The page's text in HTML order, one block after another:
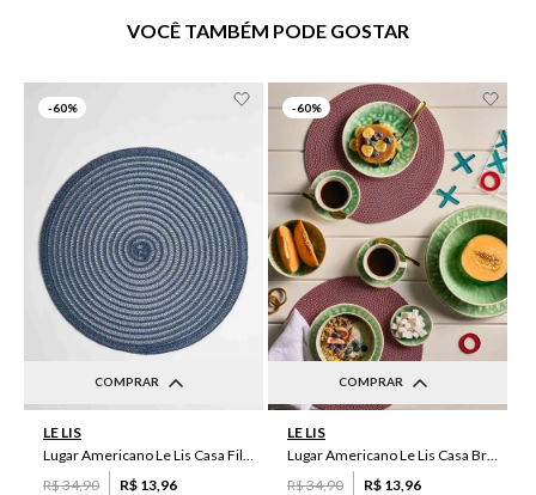
VOCÊ TAMBÉM PODE GOSTAR
-60%
COMPRAR
LE LIS
Lugar Americano Le Lis Casa Filipa
R$34,90 R$ 13 96
-60%
COMPRAR
LE LIS
Lugar Americano Le Lis Casa Brenda
R$34,90 R$ 13 96